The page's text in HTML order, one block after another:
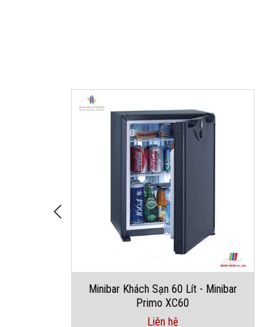
Minibar Khách Sạn 60 Lít - Minibar
Primo XC60
Liên hệ